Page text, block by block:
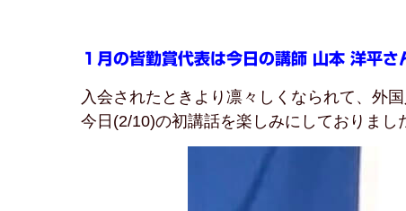
１月の皆勤賞代表は今日の講師 山本 洋平さ
入会されたときより凛々しくなられて、外
今日(2/10)の初講話を楽しみにしておりまし